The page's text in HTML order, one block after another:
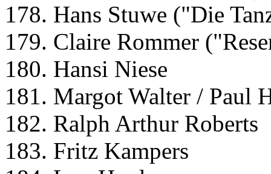
178. Hans Stuwe ("Die
179. Claire Rommer
180. Hansi Niese
181. Margot Walter / Paul
182. Ralph Arthur Roberts
183. Fritz Kampers